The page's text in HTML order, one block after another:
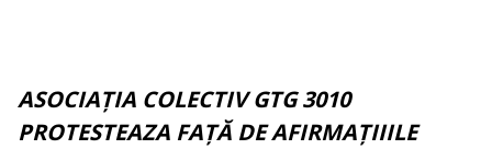
ASOCIAȚIA COLECTIV GTG 3010
PROTESTEAZA FAȚĂ DEAFIRMAȚIIILE